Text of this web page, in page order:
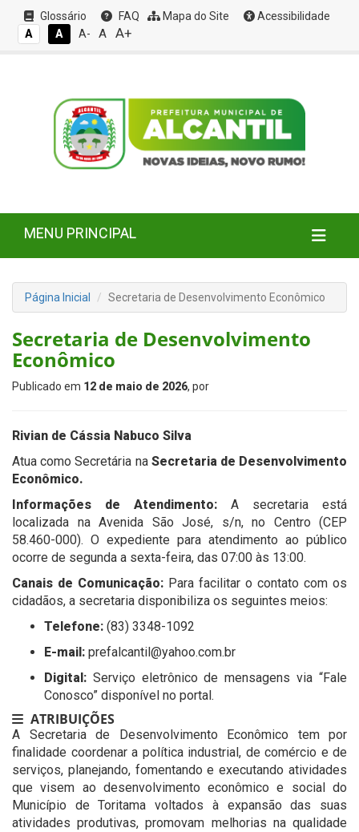
Glossário FAQ Mapa do Site
Acessibilidade
A
A A- A A+
MENU PRINCIPAL
Página Inicial Secretaria de Desenvolvimento Econômico
Secretaria de Desenvolvimento
Econômico
Publicado em 12 de maio de 2026, por
Rivian de Cássia Nabuco Silva
Atua como Secretária na Secretaria de Desenvolvimento
Econômico.
Informações de Atendimento: A secretaria está
localizada na Avenida São José, s/n, no Centro (CEP
58.460-000). O expediente para atendimento ao público
ocorre de segunda a sexta-feira, das 07:00 às 13:00.
Canais de Comunicação: Para facilitar o contato com os
cidadãos, a secretaria disponibiliza os seguintes meios:
Telefone: (83) 3348-1092
E-mail: prefalcantil@yahoo.com.br
Digital: Serviço eletrônico de mensagens via “Fale
Conosco” disponível no portal.
ATRIBUIÇÕES
A Secretaria de Desenvolvimento Econômico tem por
finalidade coordenar a política industrial, de comércio e de
serviços, planejando, fomentando e executando atividades
que visem ao desenvolvimento econômico e social do
Município de Toritama voltados à expansão das suas
atividades produtivas, promovam melhorias na qualidade